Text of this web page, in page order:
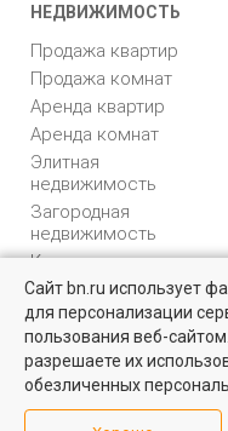
Квартиры на
Более 10 тысяч квартир в
собственников и
Посмотреть
НЕДВИЖИМОСТЬ
Продажа квартир
Продажа комнат
Аренда квартир
Аренда комнат
Элитная
недвижимость
Загородная
недвижимость
Коммерческая
недвижимость
Сайт bn.ru использует
для персонализации
пользования веб-
разрешаете их
обезличенных